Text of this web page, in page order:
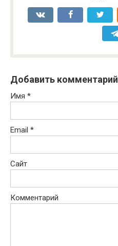
Добавить комментарий
Имя *
Email *
Сайт
Комментарий